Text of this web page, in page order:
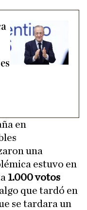
en
una
estuvo en
1.000 votos
que tardó en
se tardara un